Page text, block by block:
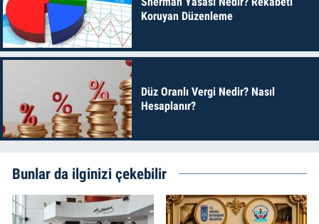
Koruyan Düzenleme
Düz Oranlı Vergi Nedir? Nasıl
Hesaplanır?
Bunlar da ilginizi çekebilir